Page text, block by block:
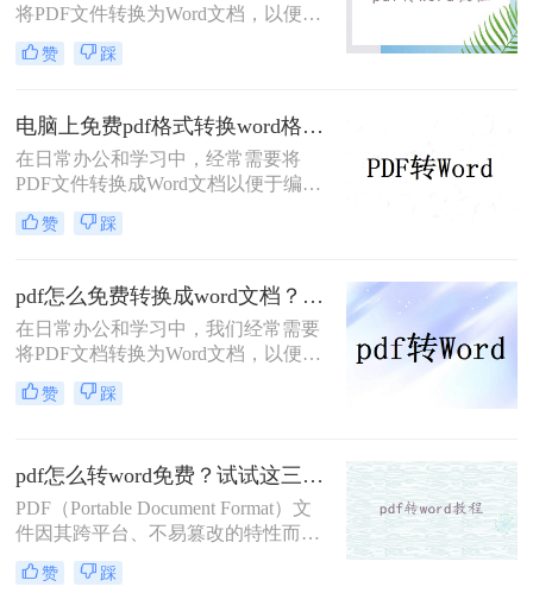
将PDF文件转换为Word文档，以便进
行编辑和修改。那么如何将pdf转换成
word呢？为了帮助用户更轻松地完成
的PDF转Word方法。
赞 踩
电脑上免费pdf格式转换word格式？分享二种转换方式！
在日常办公和学习中，经常需要将
PDF文件转换成Word文档以便于编
辑。对于那些希望节省成本的用户来
说，使用免费工具进行转换是一个不
换word格式呢？本文将介绍两种常用
的免费PDF转Word的方法。
赞 踩
pdf怎么免费转换成word文档？教你3种实用方法!
在日常办公和学习中，我们经常需要
将PDF文档转换为Word文档，以便进
行编辑、修改和格式化。那么pdf怎么
免费转换成word文档呢？本文将介绍
赞 踩
pdf怎么转word免费？试试这三种方法！
PDF（Portable Document Format）文
件因其跨平台、不易篡改的特性而广
泛应用于各种场合。然而，在某些情
况下，我们可能需要将PDF文件转换
赞 踩